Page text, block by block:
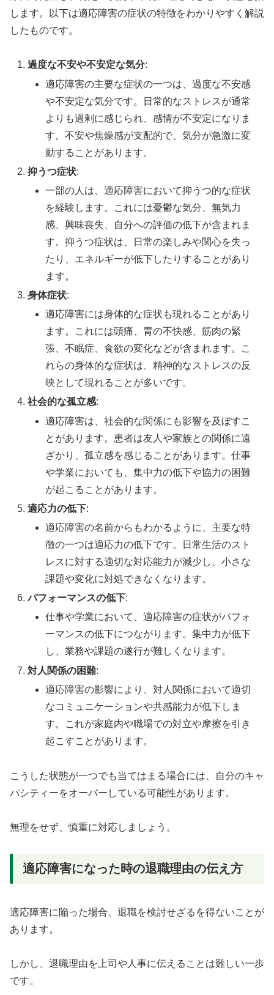
します。以下は適応障害の症状の特徴をわかりやすく解説
したものです。
過度な不安や不安定な気分:
適応障害の主要な症状の一つは、過度な不安感
や不安定な気分です。日常的なストレスが通常
よりも過剰に感じられ、感情が不安定になりま
す。不安や焦燥感が支配的で、気分が急激に変
動することがあります。
抑うつ症状:
一部の人は、適応障害において抑うつ的な症状
を経験します。これには憂鬱な気分、無気力
感、興味喪失、自分への評価の低下が含まれま
す。抑うつ症状は、日常の楽しみや関心を失っ
たり、エネルギーが低下したりすることがあり
ます。
身体症状:
適応障害には身体的な症状も現れることがあり
ます。これには頭痛、胃の不快感、筋肉の緊
張、不眠症、食欲の変化などが含まれます。こ
れらの身体的な症状は、精神的なストレスの反
映として現れることが多いです。
社会的な孤立感:
適応障害は、社会的な関係にも影響を及ぼすこ
とがあります。患者は友人や家族との関係に遠
ざかり、孤立感を感じることがあります。仕事
や学業においても、集中力の低下や協力の困難
が起こることがあります。
適応力の低下:
適応障害の名前からもわかるように、主要な特
徴の一つは適応力の低下です。日常生活のスト
レスに対する適切な対応能力が減少し、小さな
課題や変化に対処できなくなります。
パフォーマンスの低下:
仕事や学業において、適応障害の症状がパフォ
ーマンスの低下につながります。集中力が低下
し、業務や課題の遂行が難しくなります。
対人関係の困難:
適応障害の影響により、対人関係において適切
なコミュニケーションや共感能力が低下しま
す。これが家庭内や職場での対立や摩擦を引き
起こすことがあります。
こうした状態が一つでも当てはまる場合には、自分のキャ
パシティーをオーバーしている可能性があります。
無理をせず、慎重に対応しましょう。
適応障害になった時の退職理由の伝え方
適応障害に陥った場合、退職を検討せざるを得ないことが
あります。
しかし、退職理由を上司や人事に伝えることは難しい一歩
です。